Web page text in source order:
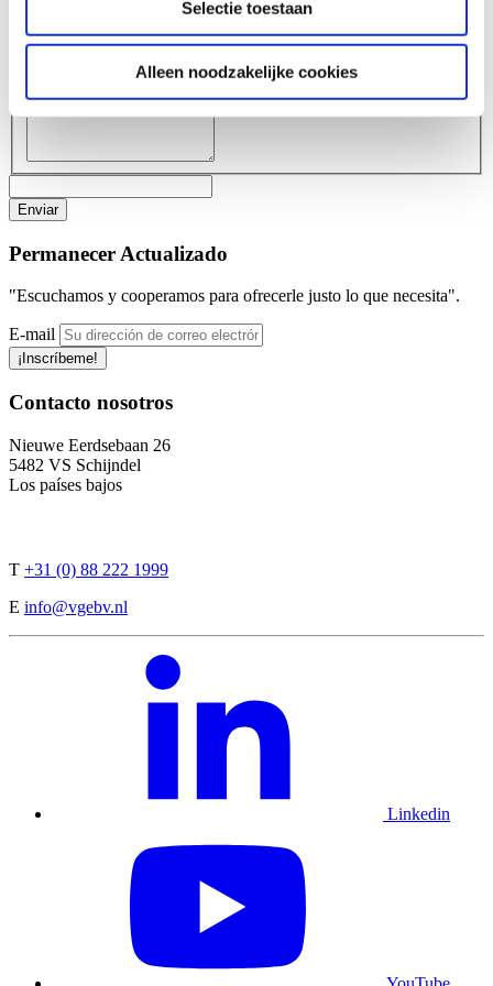
verzameld op basis van uw gebruik van hun services.
Selectie toestaan
Alleen noodzakelijke cookies
Permanecer Actualizado
"Escuchamos y cooperamos para ofrecerle justo lo que necesita".
E-mail
¡Inscríbeme!
Contacto nosotros
Nieuwe Eerdsebaan 26
5482 VS Schijndel
Los países bajos
T +31 (0) 88 222 1999
E info@vgebv.nl
Linkedin